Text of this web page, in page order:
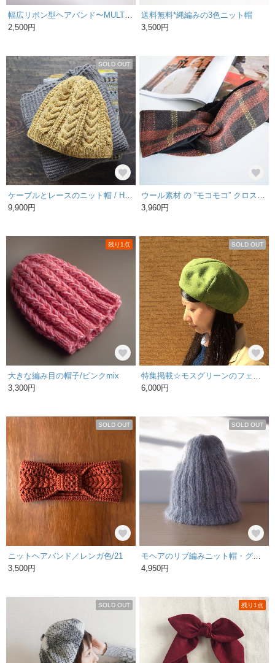
2,500円
送料無料*縄編みの3色ニット帽
3,500円
SOLD OUT
9,900円
3,960円
残り1点
大きな編み目の帽子/ピンクmix
3,300円
SOLD OUT
6,000円
SOLD OUT
ニットヘアバンド／レンガ色/21
3,500円
SOLD OUT
4,950円
SOLD OUT 残り1点